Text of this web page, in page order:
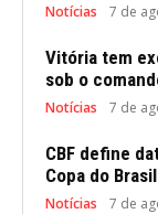
Notícias 7 de
Vitória tem
sob o
Notícias 7 de
CBF define
Copa do Brasil
Notícias 7 de